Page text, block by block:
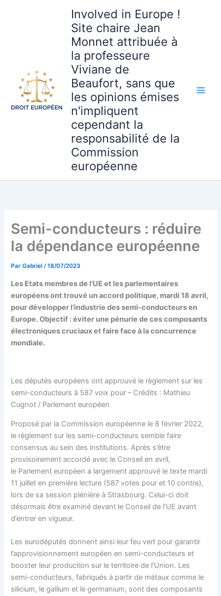
Involved in Europe !
Site chaire Jean
Monnet attribuée à
la professeure
Viviane de
Beaufort, sans que
les opinions émises
n'impliquent
cependant la
responsabilité de la
Commission
européenne
Semi-conducteurs : réduire
la dépendance européenne
ParGabriel/18/07/2023
Les Etats membres de l’UE et les parlementaires
européens ont trouvé un accord politique, mardi 18 avril,
pour développer l’industrie des semi-conducteurs en
Europe. Objectif : éviter une pénurie de ces composants
électroniques cruciaux et faire face à la concurrence
mondiale.
Les députés européens ont approuvé le règlement sur les
semi-conducteurs à 587 voix pour – Crédits : Mathieu
Cugnot / Parlement européen
Proposé par la Commission européenne le 8 février 2022,
le règlement sur les semi-conducteurs semble faire
consensus au sein des institutions. Après s’être
provisoirement accordé avec le Conseil en avril,
le Parlement européen a largement approuvé le texte mardi
11 juillet en première lecture (587 votes pour et 10 contre),
lors de sa session plénière à Strasbourg. Celui-ci doit
désormais être examiné devant le Conseil de l’UE avant
d’entrer en vigueur.
Les eurodéputés donnent ainsi leur feu vert pour garantir
l’approvisionnement européen en semi-conducteurs et
booster leur production sur le territoire de l’Union. Les
semi-conducteurs, fabriqués à partir de métaux comme le
silicium, le gallium et le germanium, sont des composants